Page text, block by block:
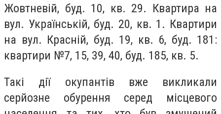
Жовтневій, буд. 10, кв. 29. Квартира на
вул. Українській, буд. 20, кв. 1. Квартири
на вул. Красній, буд. 19, кв. 6, буд. 181:
квартири №7, 15, 39, 40, буд. 185, кв. 5.
Такі дії окупантів вже викликали
серйозне обурення серед місцевого